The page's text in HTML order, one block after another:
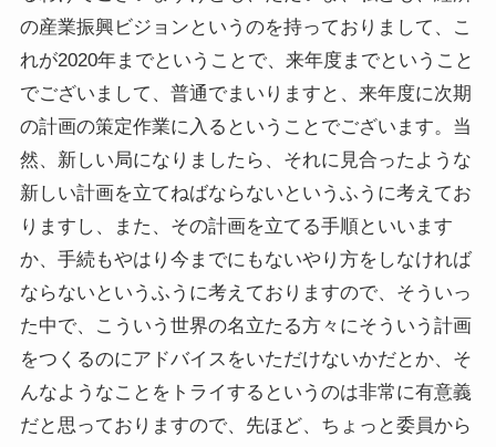
の産業振興ビジョンというのを持っておりまして、こ
れが2020年までということで、来年度までということ
でございまして、普通でまいりますと、来年度に次期
の計画の策定作業に入るということでございます。当
然、新しい局になりましたら、それに見合ったような
新しい計画を立てねばならないというふうに考えてお
りますし、また、その計画を立てる手順といいます
か、手続もやはり今までにもないやり方をしなければ
ならないというふうに考えておりますので、そういっ
た中で、こういう世界の名立たる方々にそういう計画
をつくるのにアドバイスをいただけないかだとか、そ
んなようなことをトライするというのは非常に有意義
だと思っておりますので、先ほど、ちょっと委員から